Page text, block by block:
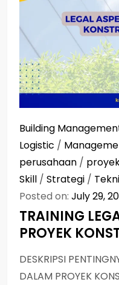
Building
Logistic /
perusahaan /
Skill / Strategi /
Posted on: July 29,
TRAINING
PROYEK
DESKRIPSI
DALAM PROYEK